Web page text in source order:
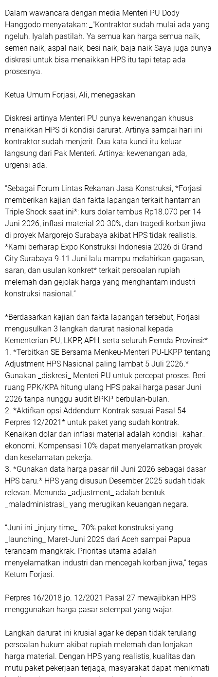
Dalam wawancara dengan media Menteri PU Dody
Hanggodo menyatakan: _"Kontraktor sudah mulai ada yang
ngeluh. Iyalah pastilah. Ya semua kan harga semua naik,
semen naik, aspal naik, besi naik, baja naik Saya juga punya
diskresi untuk bisa menaikkan HPS itu tapi tetap ada
prosesnya.
Ketua Umum Forjasi, Ali, menegaskan
Diskresi artinya Menteri PU punya kewenangan khusus
menaikkan HPS di kondisi darurat. Artinya sampai hari ini
kontraktor sudah menjerit. Dua kata kunci itu keluar
langsung dari Pak Menteri. Artinya: kewenangan ada,
urgensi ada.
“Sebagai Forum Lintas Rekanan Jasa Konstruksi, *Forjasi
memberikan kajian dan fakta lapangan terkait hantaman
Triple Shock saat ini*: kurs dolar tembus Rp18.070 per 14
Juni 2026, inflasi material 20-30%, dan tragedi korban jiwa
di proyek Margorejo Surabaya akibat HPS tidak realistis.
*Kami berharap Expo Konstruksi Indonesia 2026 di Grand
City Surabaya 9-11 Juni lalu mampu melahirkan gagasan,
saran, dan usulan konkret* terkait persoalan rupiah
melemah dan gejolak harga yang menghantam industri
konstruksi nasional.”
*Berdasarkan kajian dan fakta lapangan tersebut, Forjasi
mengusulkan 3 langkah darurat nasional kepada
Kementerian PU, LKPP, APH, serta seluruh Pemda Provinsi:*
1. *Terbitkan SE Bersama Menkeu-Menteri PU-LKPP tentang
Adjustment HPS Nasional paling lambat 5 Juli 2026.*
Gunakan _diskresi_ Menteri PU untuk percepat proses. Beri
ruang PPK/KPA hitung ulang HPS pakai harga pasar Juni
2026 tanpa nunggu audit BPKP berbulan-bulan.
2. *Aktifkan opsi Addendum Kontrak sesuai Pasal 54
Perpres 12/2021* untuk paket yang sudah kontrak.
Kenaikan dolar dan inflasi material adalah kondisi _kahar_
ekonomi. Kompensasi 10% dapat menyelamatkan proyek
dan keselamatan pekerja.
3. *Gunakan data harga pasar riil Juni 2026 sebagai dasar
HPS baru.* HPS yang disusun Desember 2025 sudah tidak
relevan. Menunda _adjustment_ adalah bentuk
_maladministrasi_ yang merugikan keuangan negara.
“Juni ini _injury time_. 70% paket konstruksi yang
_launching_ Maret-Juni 2026 dari Aceh sampai Papua
terancam mangkrak. Prioritas utama adalah
menyelamatkan industri dan mencegah korban jiwa,” tegas
Ketum Forjasi.
Perpres 16/2018 jo. 12/2021 Pasal 27 mewajibkan HPS
menggunakan harga pasar setempat yang wajar.
Langkah darurat ini krusial agar ke depan tidak terulang
persoalan hukum akibat rupiah melemah dan lonjakan
harga material. Dengan HPS yang realistis, kualitas dan
mutu paket pekerjaan terjaga, masyarakat dapat menikmati